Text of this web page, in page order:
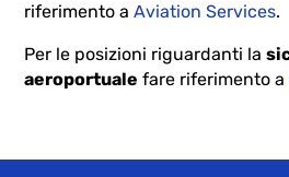
riferimento aAviation Services.
Per le posizioni riguardanti la
aeroportuale fare riferimento a